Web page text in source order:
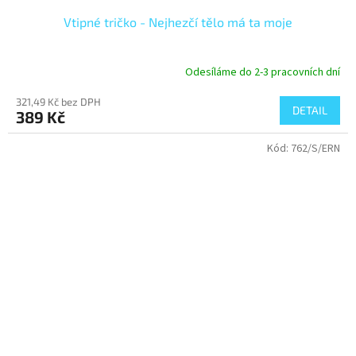
Vtipné tričko - Nejhezčí tělo má ta moje
Odesíláme do 2-3 pracovních dní
321,49 Kč bez DPH
389 Kč DETAIL
Kód: 762/S/ERN